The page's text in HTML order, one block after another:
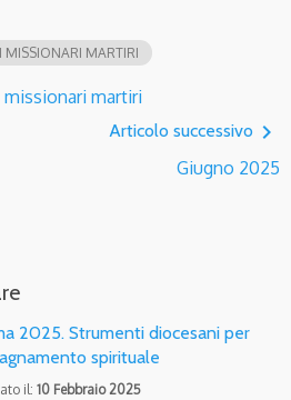
MISSIONARI MARTIRI
martiri
Articolo successivo navigate_next
Giugno 2025
2025. Strumenti diocesani per
spirituale
il: 10 Febbraio 2025